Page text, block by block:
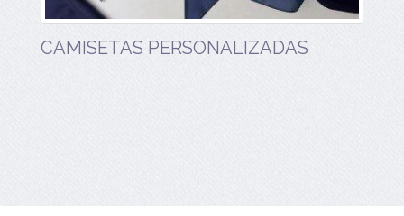
CAMISETAS PERSONALIZADAS